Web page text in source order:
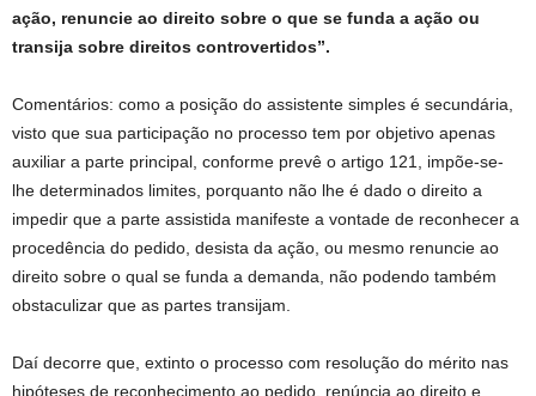
ação, renuncie ao direito sobre o que se funda a ação ou
transija sobre direitos controvertidos”.
Comentários: como a posição do assistente simples é secundária,
visto que sua participação no processo tem por objetivo apenas
auxiliar a parte principal, conforme prevê o artigo 121, impõe-se-
lhe determinados limites, porquanto não lhe é dado o direito a
impedir que a parte assistida manifeste a vontade de reconhecer a
procedência do pedido, desista da ação, ou mesmo renuncie ao
direito sobre o qual se funda a demanda, não podendo também
obstaculizar que as partes transijam.
Daí decorre que, extinto o processo com resolução do mérito nas
hipóteses de reconhecimento ao pedido, renúncia ao direito e